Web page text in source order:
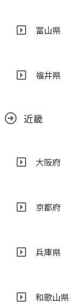
富山県
福井県
近畿
大阪府
京都府
兵庫県
和歌山県